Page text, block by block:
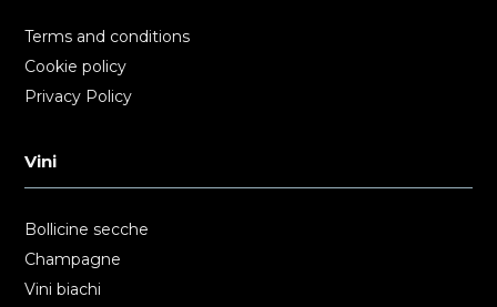
Terms and conditions
Cookie policy
Privacy Policy
Vini
Bollicine secche
Champagne
Vini biachi